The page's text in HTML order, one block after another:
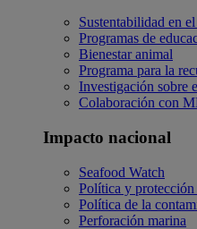
Sustentabilidad en
Programas de
Bienestar animal
Programa para la
Investigación sobre
Colaboración con
Impacto nacional
Seafood Watch
Política y protección
Política de la
Perforación marina